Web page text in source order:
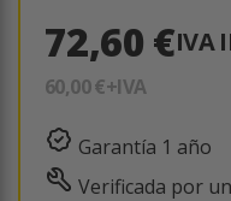
72,60 €IVA
60,00 €+IVA
Garantía 1 año
Verificada por